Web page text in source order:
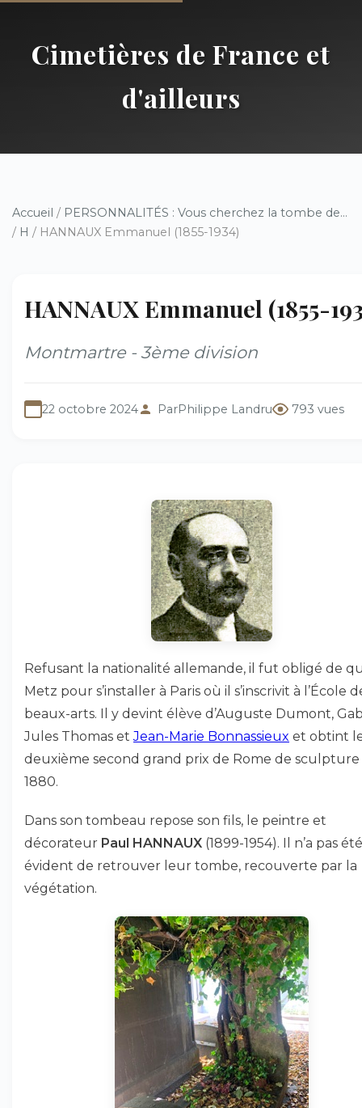
Cimetières de France et
d'ailleurs
Accueil / PERSONNALITÉS : Vous cherchez la tombe de...
/ H / HANNAUX Emmanuel (1855-1934)
HANNAUX Emmanuel (1855-
Montmartre - 3ème division
22 octobre 2024 ParPhilippe Landru 793 vues
Refusant la nationalité allemande, il fut obligé de
Metz pour s’installer à Paris où il s’inscrivit à l’École
beaux-arts. Il y devint élève d’Auguste Dumont,
Jules Thomas etJean-Marie Bonnassieux et obtint
deuxième second grand prix de Rome de sculpture
1880.
Dans son tombeau repose son fils, le peintre et
décorateur Paul HANNAUX (1899-1954). Il n’a pas été
évident de retrouver leur tombe, recouverte par la
végétation.